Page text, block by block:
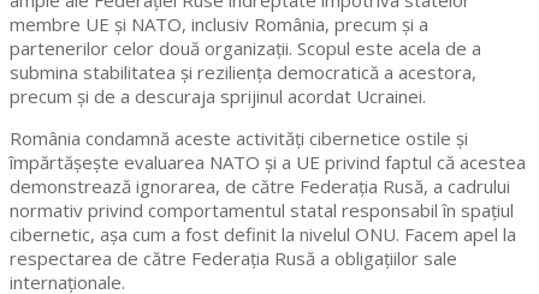
membre UE și NATO, inclusiv România, precum și a
partenerilor celor două organizații. Scopul este acela de a
submina stabilitatea și reziliența democratică a acestora,
precum și de a descuraja sprijinul acordat Ucrainei.
România condamnă aceste activități cibernetice ostile și
împărtășește evaluarea NATO și a UE privind faptul că acestea
demonstrează ignorarea, de către Federația Rusă, a cadrului
normativ privind comportamentul statal responsabil în spațiul
cibernetic, așa cum a fost definit la nivelul ONU. Facem apel la
respectarea de către Federația Rusă a obligațiilor sale
internaționale.